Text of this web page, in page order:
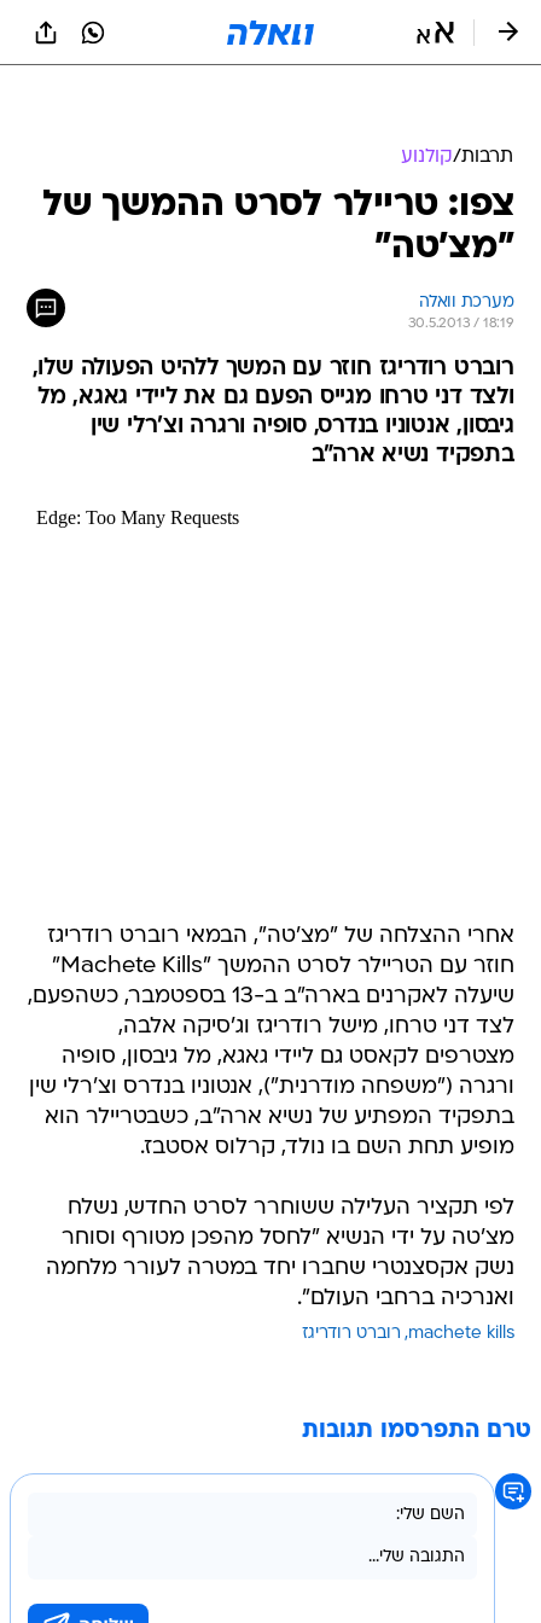
תרבות/קולנוע
צפו: טריילר לסרט ההמשך של
"מצ'טה"
מערכת וואלה
30.5.2013 / 18:19
רוברט רודריגז חוזר עם המשך ללהיט הפעולה שלו,
ולצד דני טרחו מגייס הפעם גם את ליידי גאגא, מל
גיבסון, אנטוניו בנדרס, סופיה ורגרה וצ'רלי שין
בתפקיד נשיא ארה"ב
אחרי ההצלחה של "מצ'טה", הבמאי רוברט רודריגז
חוזר עם הטריילר לסרט ההמשך "Machete Kills"
שיעלה לאקרנים בארה"ב ב-13 בספטמבר, כשהפעם,
לצד דני טרחו, מישל רודריגז וג'סיקה אלבה,
מצטרפים לקאסט גם ליידי גאגא, מל גיבסון, סופיה
ורגרה ("משפחה מודרנית"), אנטוניו בנדרס וצ'רלי שין
בתפקיד המפתיע של נשיא ארה"ב, כשבטריילר הוא
מופיע תחת השם בו נולד, קרלוס אסטבז.
לפי תקציר העלילה ששוחרר לסרט החדש, נשלח
מצ'טה על ידי הנשיא "לחסל מהפכן מטורף וסוחר
נשק אקסצנטרי שחברו יחד במטרה לעורר מלחמה
ואנרכיה ברחבי העולם".
machete kills רוברט רודריגז
טרם התפרסמו תגובות